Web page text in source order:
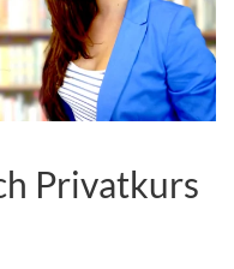
Privatkurs